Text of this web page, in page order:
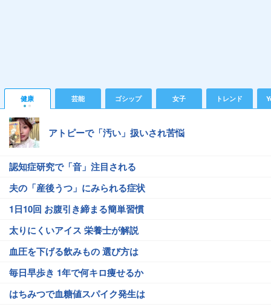
健康 芸能 ゴシップ 女子 トレンド
アトピーで「汚い」扱いされ苦悩
認知症研究で「音」注目される
夫の「産後うつ」にみられる症状
1日10回 お腹引き締まる簡単習慣
太りにくいアイス 栄養士が解説
血圧を下げる飲みもの 選び方は
毎日早歩き 1年で何キロ痩せるか
はちみつで血糖値スパイク発生は